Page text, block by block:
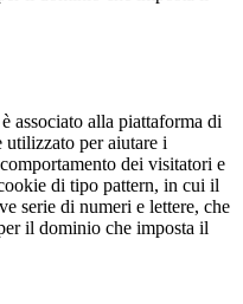
associato alla piattaforma di
per aiutare i
dei visitatori e
di tipo pattern, in cui il
serie di numeri e lettere, che
il dominio che imposta il